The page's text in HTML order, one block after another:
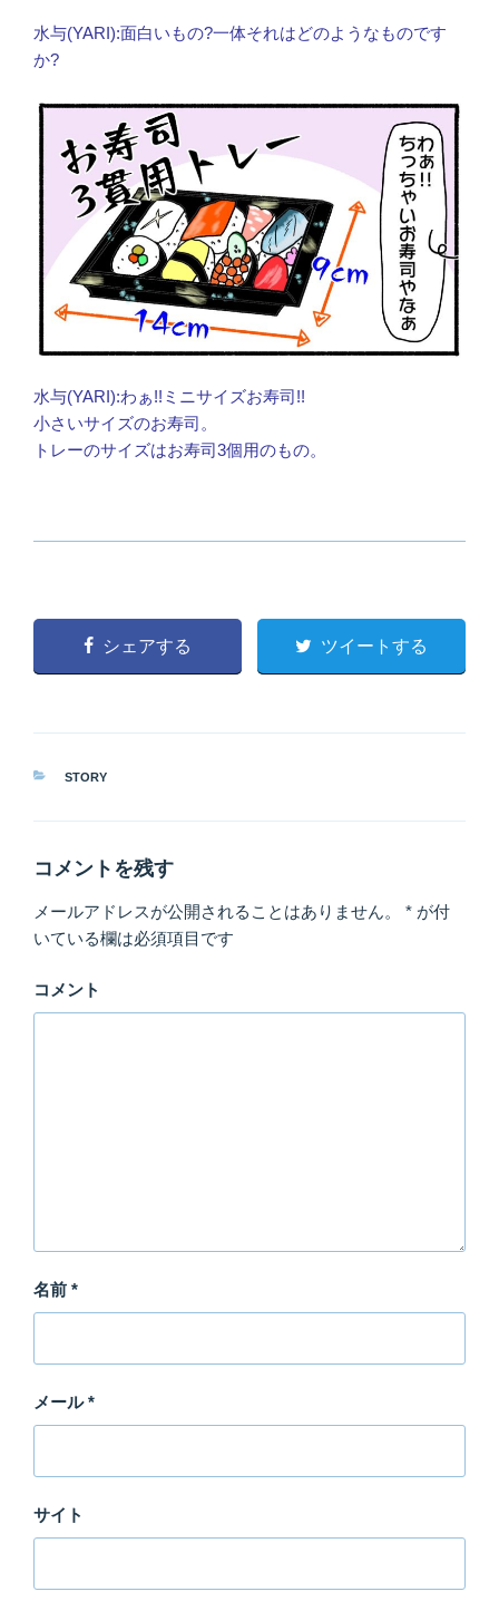
水与(YARI):面白いもの?一体それはどのようなものです
か?
水与(YARI):わぁ!!ミニサイズお寿司!!
小さいサイズのお寿司。
トレーのサイズはお寿司3個用のもの。
シェアする ツイートする
カ
STORY
コメントを残す
メールアドレスが公開されることはありません。 * が付
いている欄は必須項目です
コメント
名前 *
メール*
サイト